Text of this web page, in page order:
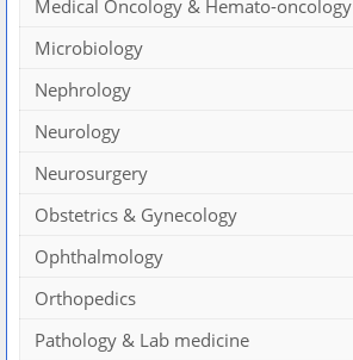
Medical Oncology & Hemato-oncology
Microbiology
Nephrology
Neurology
Neurosurgery
Obstetrics & Gynecology
Ophthalmology
Orthopedics
Pathology & Lab medicine